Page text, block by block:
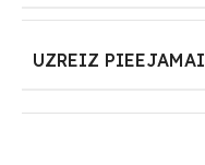
UZREIZ